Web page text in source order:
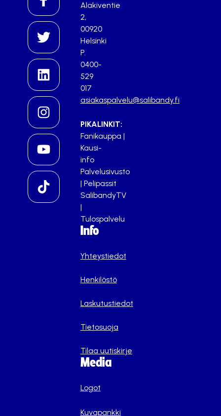
Alakiventie
2,
00920
Helsinki
P.
0400-
529
017
asiakaspalvelu@salibandy.fi
PIKALINKIT:
Fanikauppa |
Kausi-
info
Palvelusivusto
| Pelipassit
SalibandyTV
|
Tulospalvelu
Info
Yhteystiedot
Henkilöstö
Laskutustiedot
Tietosuoja
Tilaa uutiskirje
Media
Logot
Kuvapankki